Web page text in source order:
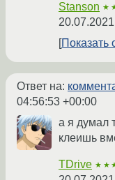
Stanson
Показать
Ответ на:
04:56:53 +00:00
а я думал
клеишь
TDrive